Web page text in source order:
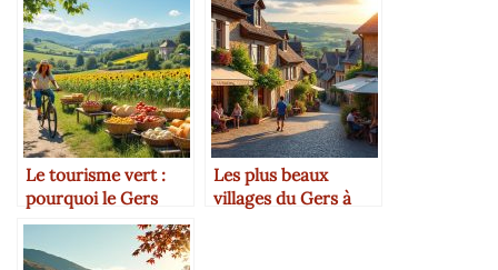
Le tourisme vert :
pourquoi le Gers
séduit les citadins
Les plus beaux
villages du Gers à